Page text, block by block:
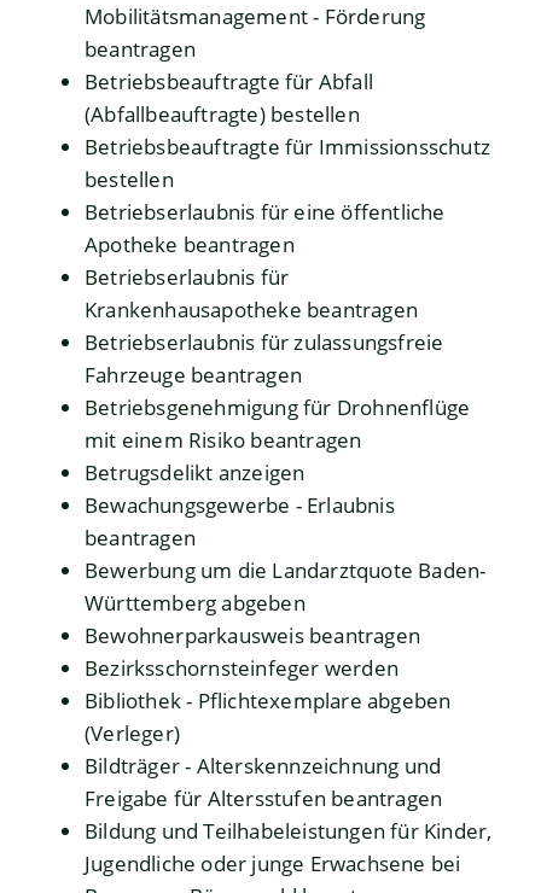
Mobilitätsmanagement - Förderung
beantragen
Betriebsbeauftragte für Abfall
(Abfallbeauftragte) bestellen
Betriebsbeauftragte für Immissionsschutz
bestellen
Betriebserlaubnis für eine öffentliche
Apotheke beantragen
Betriebserlaubnis für
Krankenhausapotheke beantragen
Betriebserlaubnis für zulassungsfreie
Fahrzeuge beantragen
Betriebsgenehmigung für Drohnenflüge
mit einem Risiko beantragen
Betrugsdelikt anzeigen
Bewachungsgewerbe - Erlaubnis
beantragen
Bewerbung um die Landarztquote Baden-
Württemberg abgeben
Bewohnerparkausweis beantragen
Bezirksschornsteinfeger werden
Bibliothek - Pflichtexemplare abgeben
(Verleger)
Bildträger - Alterskennzeichnung und
Freigabe für Altersstufen beantragen
Bildung und Teilhabeleistungen für Kinder,
Jugendliche oder junge Erwachsene bei